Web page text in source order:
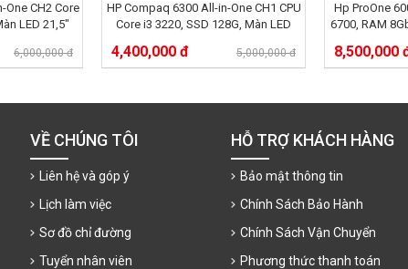
One CH2 Core
LED 21,5"
6,000,000 đ
HP Compaq 6300 All-in-One CH1 CPU
Core i3 3220, SSD 128G, Màn LED
5,000,000 đ
4,400,000 đ
Hp ProOne
6700, RAM
8,500,000
VỀ CHÚNG TÔI
Liên hệ và góp ý
Lịch làm việc
Sơ đồ chỉ đường
Tuyển nhân viên
HỖ TRỢ KHÁCH HÀNG
Bảo mật thông tin
Chính Sách Bảo Hành
Chính Sách Vận Chuyển
Phương thức thanh toán